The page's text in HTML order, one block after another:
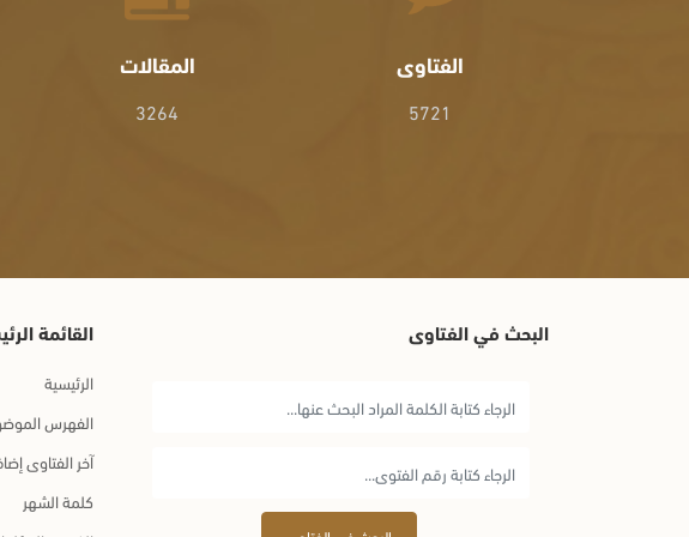
الفتاوى
5721
المقالات
3264
البحث في الفتاوى القائمة
الرئيسية
الفهرس
آخر الفتاوى
كلمة الشهر